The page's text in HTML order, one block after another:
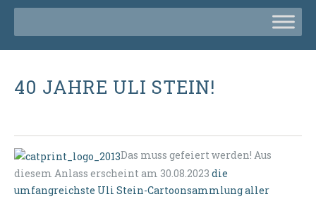
40 JAHRE ULI STEIN!
Das muss gefeiert werden! Aus
diesem Anlass erscheint am 30.08.2023 die
umfangreichste Uli Stein-Cartoonsammlung aller